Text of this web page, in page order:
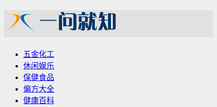
五金化工
休闲娱乐
保健食品
偏方大全
健康百科